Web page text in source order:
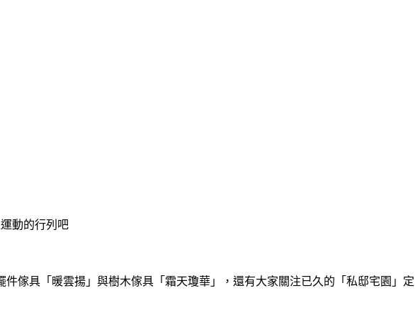
動的行列吧
傢具「暖雲揚」與樹木傢具「霜天瓊華」，還有大家關注已久的「私邸宅園」定